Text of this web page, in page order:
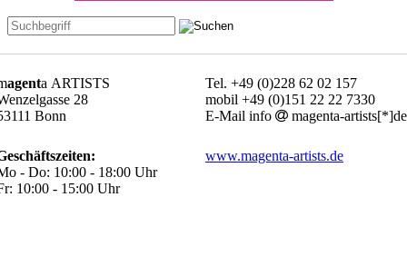
agenta ARTISTS
28
Bonn
Tel. +49 (0)228 62 02 157
mobil +49 (0)151 22 22 7330
E-Mail info
magenta-artists[*]de
- Do: 10:00 - 18:00 Uhr
10:00 - 15:00 Uhr
www.magenta-artists.de